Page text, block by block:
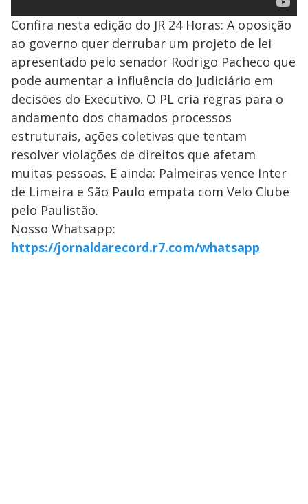
Confira nesta edição do JR 24 Horas: A oposição
ao governo quer derrubar um projeto de lei
apresentado pelo senador Rodrigo Pacheco que
pode aumentar a influência do Judiciário em
decisões do Executivo. O PL cria regras para o
andamento dos chamados processos
estruturais, ações coletivas que tentam
resolver violações de direitos que afetam
muitas pessoas. E ainda: Palmeiras vence Inter
de Limeira e São Paulo empata com Velo Clube
pelo Paulistão.
Nosso Whatsapp:
https://jornaldarecord.r7.com/whatsapp